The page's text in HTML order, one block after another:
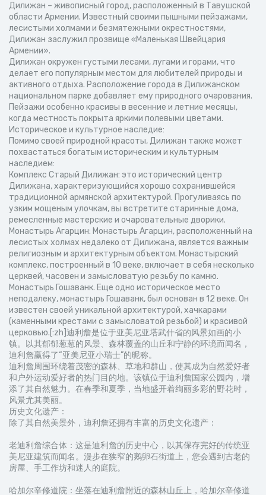
Дилижан – живописный город, расположенный в Тавушской
области Армении. Известный своими пышными пейзажами,
лесистыми холмами и безмятежными окрестностями,
Дилижан заслужил прозвище «Маленькая Швейцария
Армении».
Дилижан окружен густыми лесами, лугами и горами, что
делает его популярным местом для любителей природы и
активного отдыха. Расположение города в Дилижанском
национальном парке добавляет ему природного очарования.
Пейзажи особенно красивы в весенние и летние месяцы,
когда местность покрыта яркими полевыми цветами.
Историческое и культурное наследие:
Помимо своей природной красоты, Дилижан также может
похвастаться богатым историческим и культурным
наследием:
Комплекс Старый Дилижан: это исторический центр
Дилижана, характеризующийся хорошо сохранившейся
традиционной армянской архитектурой. Прогуливаясь по
узким мощеным улочкам, вы встретите старинные дома,
ремесленные мастерские и очаровательные дворики.
Монастырь Агарцин: Монастырь Агарцин, расположенный на
лесистых холмах недалеко от Дилижана, является важным
религиозным и архитектурным объектом. Монастырский
комплекс, построенный в 10 веке, включает в себя несколько
церквей, часовен и замысловатую резьбу по камню.
Монастырь Гошаванк. Еще одно историческое место
неподалеку, монастырь Гошаванк, был основан в 12 веке. Он
известен своей уникальной архитектурой, хачкарами
(каменными крестами с замысловатой резьбой) и красивой
церковью.[:zh]迪利詹是位于亚美尼亚塔武什省的风景如画的小
镇。以其郁郁葱葱的风景、森林覆盖的山丘和宁静的环境而闻名，
迪利詹赢得了“亚美尼亚小瑞士”的昵称。
迪利詹周围环绕着茂密的森林、草地和群山，使其成为自然爱好者
和户外运动爱好者的热门目的地。该镇位于迪利詹国家公园内，增
添了其自然魅力。在春季和夏季，当地盛开着绚丽多彩的野花时，
风景尤其美丽。
历史文化遗产：
除了其自然美景外，迪利詹还拥有丰富的历史文化遗产：
老迪利詹综合体：这是迪利詹的历史中心，以其保存完好的传统亚
美尼亚建筑而闻名。漫步在狭窄的鹅卵石街道上，您会遇到古老的
房屋、手工作坊和迷人的庭院。
哈加尔辛修道院：坐落在迪利詹附近的森林山丘上，哈加尔辛修道